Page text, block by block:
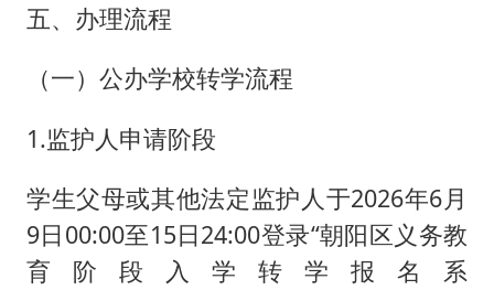
五、办理流程
（一）公办学校转学流程
1.监护人申请阶段
学生父母或其他法定监护人于2026年6月
9日00:00至15日24:00登录“朝阳区义务教
育阶段入学转学报名系